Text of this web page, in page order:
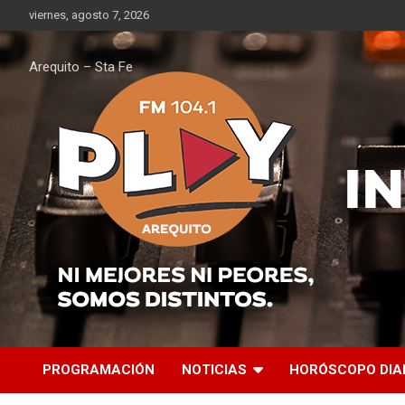
al
contenido
viernes, agosto 7, 2026
Arequito – Sta Fe
PROGRAMACIÓN NOTICIAS HORÓSCOPO